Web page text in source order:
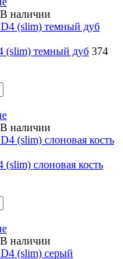
В наличии
(slim) темный дуб 374
В наличии
слоновая кость
В наличии